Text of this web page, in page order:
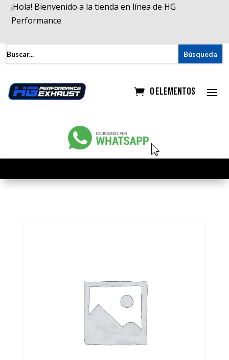
¡Hola! Bienvenido a la tienda en línea de HG
Performance
0 elementos